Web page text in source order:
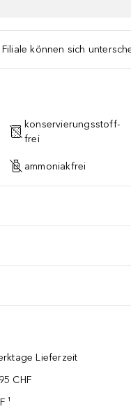
können sich
konservierungsstoff-
frei
ammoniakfrei
Lieferzeit
CHF
¹